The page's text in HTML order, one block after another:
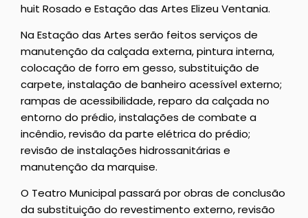
huit Rosado e Estação das Artes Elizeu Ventania.
Na Estação das Artes serão feitos serviços de
manutenção da calçada externa, pintura interna,
colocação de forro em gesso, substituição de
carpete, instalação de banheiro acessível externo;
rampas de acessibilidade, reparo da calçada no
entorno do prédio, instalações de combate a
incêndio, revisão da parte elétrica do prédio;
revisão de instalações hidrossanitárias e
manutenção da marquise.
O Teatro Municipal passará por obras de conclusão
da substituição do revestimento externo, revisão